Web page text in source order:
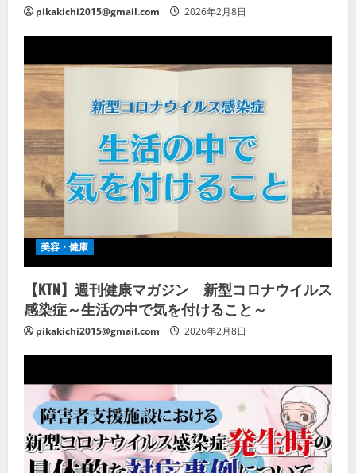
pikakichi2015@gmail.com 2026年2月8日
美容・健康
【KTN】週刊健康マガジン 新型コロナウイルス
感染症～生活の中で気を付けること～
pikakichi2015@gmail.com 2026年2月8日